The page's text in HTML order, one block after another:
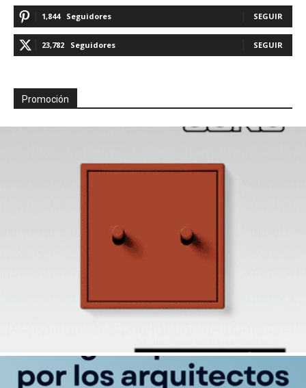
1,844 Seguidores SEGUIR
23,782 Seguidores SEGUIR
Promoción